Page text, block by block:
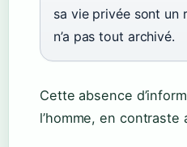
sa vie privée sont un
n’a pas tout archivé.
Cette absence
l’homme, en